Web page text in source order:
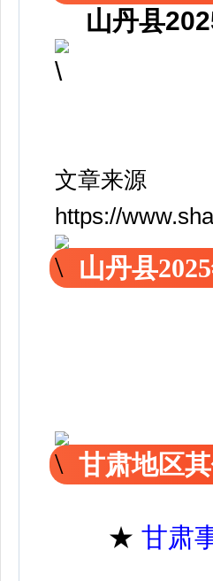
山丹县
文章来源
https://
山丹县
甘肃地区
★ 甘肃